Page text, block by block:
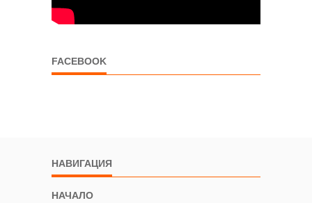
FACEBOOK
НАВИГАЦИЯ
НАЧАЛО